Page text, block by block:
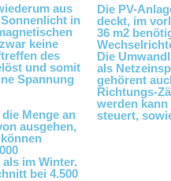
aus
in
keine
des
und somit
Spannung
Menge an
ausgehen,
im Winter.
bei 4.500
Die PV-
deckt, im
36 m2
Die
als
gehörent
Richtungs-
werden kann
steuert,